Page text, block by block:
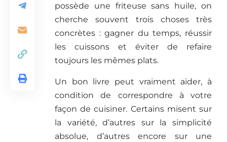
possède une friteuse sans huile, on
cherche souvent trois choses très
concrètes : gagner du temps, réussir
les cuissons et éviter de refaire
toujours les mêmes plats.
Un bon livre peut vraiment aider, à
condition de correspondre à votre
façon de cuisiner. Certains misent sur
la variété, d’autres sur la simplicité
absolue, d’autres encore sur une